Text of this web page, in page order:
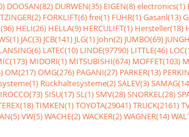
DOOSAN(82) DURWEN(35) EIGEN(8)electronics(1)
FORKLIFT(6)frei(1) FÜHR(1)Gasanl(13)
HELI(26) HELLA(9) HERCULIFT(1) Hersteller(18)
JAC(3) JCB(141) JLG(1) John(2) JUMBO(69)
LATEC(10) LINDE(97790) LITTLE(46)
MIDORI(1) MITSUBISHI(674) MOFFET(103)
OM(217)OMG(276) PAGANI(27) PARKER(13)
Rückhaltesysteme(2)SALEV(3)
SISU(17)SL(1)SMV(28)SNORKEL(28)
TIMKEN(1)TOYOTA(29041)TRUCK(2161)
VW(5)WACHE(2)WACKER(2)WAGNER(14)